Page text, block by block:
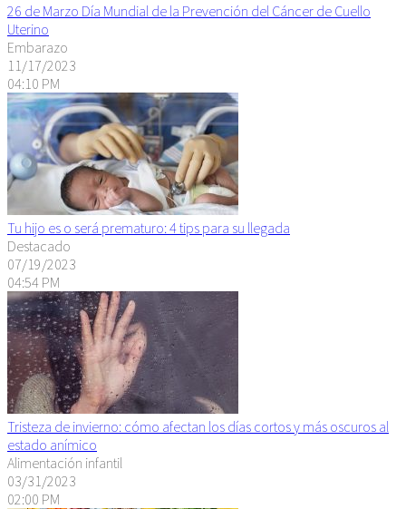
26 de Marzo Día Mundial de la Prevención del Cáncer de Cuello
Uterino
Embarazo
11/17/2023
04:10 PM
Tu hijo es o será prematuro: 4 tips para su llegada
Destacado
07/19/2023
04:54 PM
Tristeza de invierno: cómo afectan los días cortos y más oscuros al
estado anímico
Alimentación infantil
03/31/2023
02:00 PM